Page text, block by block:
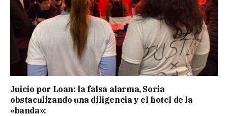
Juicio por Loan: la falsa alarma, Soria
obstaculizando una diligencia y el hotel de la
«banda»: